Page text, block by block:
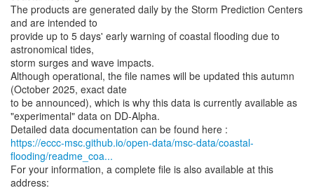
The products are generated daily by the Storm Prediction Centers
and are intended to
provide up to 5 days' early warning of coastal flooding due to
astronomical tides,
storm surges and wave impacts.
Although operational, the file names will be updated this autumn
(October 2025, exact date
to be announced), which is why this data is currently available as
"experimental" data on DD-Alpha.
https://eccc-msc.github.io/open-data/msc-data/coastal-
flooding/readme_coa...
For your information, a complete file is also available at this